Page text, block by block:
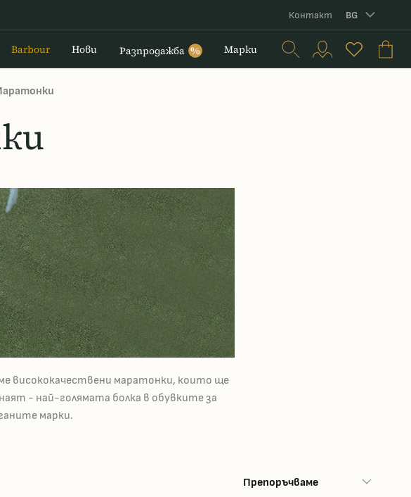
Контакт BG
Barbour Нови Разпродажба % Марки
висококачествени маратонки, които ще
- най-голямата болка в обувките за
марки.
Препоръчваме